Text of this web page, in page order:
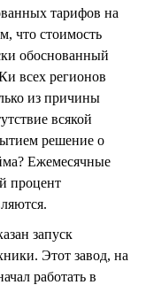
тарифов на
что стоимость
обоснованный
всех регионов
из причины
всякой
решение о
Ежемесячные
процент
запуск
Этот завод, на
работать в